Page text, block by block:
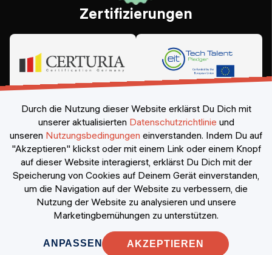
Zertifizierungen
©2026Constructor Nexademy. Alle Rechte vorbehalten
Durch die Nutzung dieser Website erklärst Du Dich mit
unserer aktualisierten Datenschutzrichtlinie und
unseren Nutzungsbedingungen einverstanden. Indem Du auf
"Akzeptieren" klickst oder mit einem Link oder einem Knopf
auf dieser Website interagierst, erklärst Du Dich mit der
Speicherung von Cookies auf Deinem Gerät einverstanden,
um die Navigation auf der Website zu verbessern, die
Nutzung der Website zu analysieren und unsere
Marketingbemühungen zu unterstützen.
ANPASSEN AKZEPTIEREN